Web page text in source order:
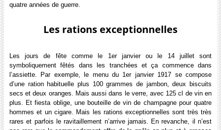
quatre années de guerre.
Les rations exceptionnelles
Les jours de fête comme le 1er janvier ou le 14 juillet sont
symboliquement fêtés dans les tranchées et ça commence dans
l’assiette. Par exemple, le menu du 1er janvier 1917 se compose
d’une ration habituelle plus 100 grammes de jambon, deux biscuits
secs et deux oranges. Mais aussi dans le verre, avec 125 cl de vin en
plus. Et fiesta oblige, une bouteille de vin de champagne pour quatre
hommes et un cigare. Mais les rations exceptionnelles sont très très
rares et parfois le ravitaillement n’arrive jamais. En revanche, il n’est